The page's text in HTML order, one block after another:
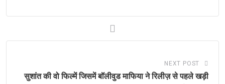
NEXT POST
सुशांत की वो फिल्में जिसमें बॉलीवुड माफिया ने रिलीज़ से पहले खड़ी